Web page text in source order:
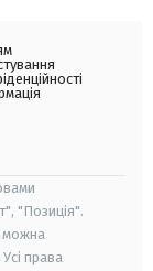
"Позиція".
можна
права